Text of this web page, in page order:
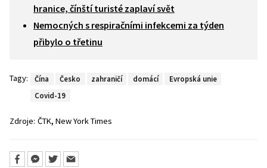
hranice, čínští turisté zaplaví svět
Nemocných s respiračními infekcemi za týden
přibylo o třetinu
Tagy: Čína Česko zahraničí domácí
Evropská unie
Covid-19
Zdroje: ČTK, New York Times